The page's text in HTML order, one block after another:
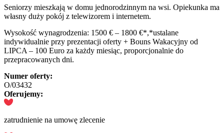
Seniorzy mieszkają w domu jednorodzinnym na wsi. Opiekunka ma
własny duży pokój z telewizorem i internetem.
Wysokość wynagrodzenia: 1500 € – 1800 €*,*ustalane
indywidualnie przy prezentacji oferty + Bouns Wakacyjny od
LIPCA – 100 Euro za każdy miesiąc, proporcjonalnie do
przepracowanych dni.
Numer oferty:
O/03432
Oferujemy:
zatrudnienie na umowę zlecenie